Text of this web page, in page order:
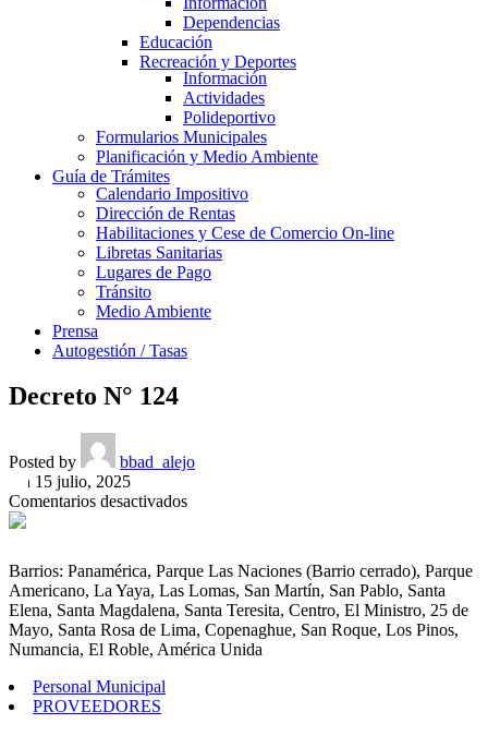
Dependencias
Educación
Recreación y Deportes
Información
Actividades
Polideportivo
Formularios Municipales
Planificación y Medio Ambiente
Guía de Trámites
Calendario Impositivo
Dirección de Rentas
Habilitaciones y Cese de Comercio On-line
Libretas Sanitarias
Lugares de Pago
Tránsito
Medio Ambiente
Prensa
Autogestión / Tasas
Decreto N° 124
Posted by
bbad_alejo
On 15 julio, 2025
Comentarios desactivadosen
Barrios: Panamérica, Parque Las Naciones (Barrio cerrado), Parque
Americano, La Yaya, Las Lomas, San Martín, San Pablo, Santa
Elena, Santa Magdalena, Santa Teresita, Centro, El Ministro, 25 de
Mayo, Santa Rosa de Lima, Copenaghue, San Roque, Los Pinos,
Numancia, El Roble, América Unida
Personal Municipal
PROVEEDORES